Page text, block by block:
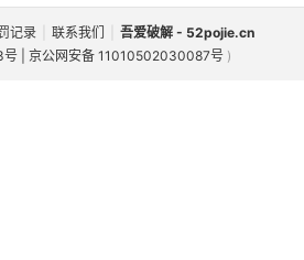
记录 联系我们
吾爱破解 - 52pojie.cn
| 京公网安备 11010502030087号 )